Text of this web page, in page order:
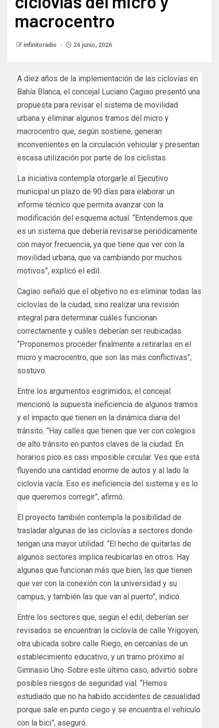
macrocentro​
infinitoradio 24 junio, 2026
A diez años de la implementación de las ciclovías en
Bahía Blanca, el concejal Luciano Cagiao presentó una
propuesta para revisar el sistema de movilidad
urbana y eliminar algunos tramos del micro y
macrocentro que, según sostiene, generan
inconvenientes en la circulación vehicular y presentan
escasa utilización por parte de los ciclistas.
La iniciativa contempla otorgarle al Ejecutivo
municipal un plazo de 90 días para elaborar un
informe técnico que permita avanzar con la
modificación del esquema actual. “Entendemos que
es un sistema que debería revisarse periódicamente
con mayor frecuencia, ya que tiene que ver con la
movilidad urbana, que va cambiando por muchos
motivos”, explicó el edil.
Cagiao señaló que el objetivo no es eliminar todas las
ciclovías de la ciudad, sino realizar una revisión
integral para determinar cuáles funcionan
correctamente y cuáles deberían ser reubicadas.
“Proponemos proceder finalmente a retirarlas en el
micro y macrocentro, que son las más conflictivas”,
sostuvo.
Entre los argumentos esgrimidos, el concejal
mencionó la supuesta ineficiencia de algunos tramos
y el impacto que tienen en la dinámica diaria del
tránsito. “Hay calles que tienen que ver con colegios
de alto tránsito en puntos claves de la ciudad. En
horarios pico es casi imposible circular. Ves que está
fluyendo una cantidad enorme de autos y al lado la
ciclovía vacía. Eso es ineficiencia del sistema y es lo
que queremos corregir”, afirmó.
El proyecto también contempla la posibilidad de
trasladar algunas de las ciclovías a sectores donde
tengan una mayor utilidad. “El hecho de quitarlas de
algunos sectores implica reubicarlas en otros. Hay
algunas que funcionan más que bien, las que tienen
que ver con la conexión con la universidad y su
campus, y también las que van al puerto”, indicó.
Entre los sectores que, según el edil, deberían ser
revisados se encuentran la ciclovía de calle Yrigoyen,
otra ubicada sobre calle Riego, en cercanías de un
establecimiento educativo, y un tramo próximo al
Gimnasio Uno. Sobre este último caso, advirtió sobre
posibles riesgos de seguridad vial. “Hemos
estudiado que no ha habido accidentes de casualidad
porque sale en punto ciego y se encuentra el vehículo
con la bici”, aseguró.